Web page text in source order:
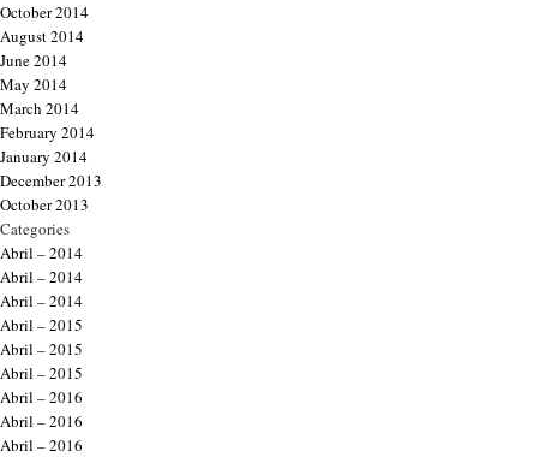
October 2014
August 2014
June 2014
May 2014
March 2014
February 2014
January 2014
December 2013
October 2013
Categories
Abril – 2014
Abril – 2014
Abril – 2014
Abril – 2015
Abril – 2015
Abril – 2015
Abril – 2016
Abril – 2016
Abril – 2016